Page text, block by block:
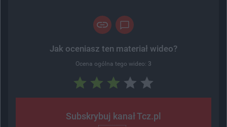
Jak oceniasz ten materiał wideo?
Ocena ogólna tego wideo: 3
Subskrybuj kanał Tcz.pl